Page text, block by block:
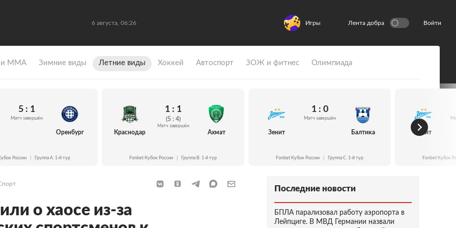
6 августа, 06:26 Игры Лента добра Войти
и ММА Зимние виды Летние виды Хоккей Автоспорт ЗОЖ и фитнес Олимпиада
5 : 1
Матч завершён
Оренбург
России Группа A. 1-й тур
Краснодар
1 : 1
(5 : 4)
Матч завершён
Ахмат
Fonbet Кубок России Группа B. 1-й тур
Зенит
1 : 0
Матч завершён
Балтика
Fonbet Кубок России Группа C. 1-й тур
Зенит
Fonbet Кубок
о хаосе из-за
Последние новости
БПЛА парализовал работу аэропорта в
Лейпциге. В МВД Германии назвали